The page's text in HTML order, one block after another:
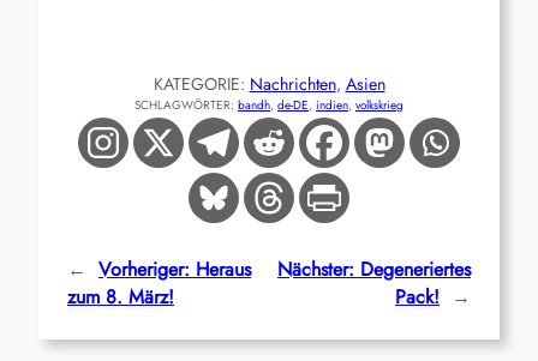
KATEGORIE: Nachrichten, Asien
SCHLAGWÖRTER: bandh, de-DE, indien, volkskrieg
← Vorheriger: Heraus
zum 8. März!
Nächster: Degeneriertes
Pack!
→